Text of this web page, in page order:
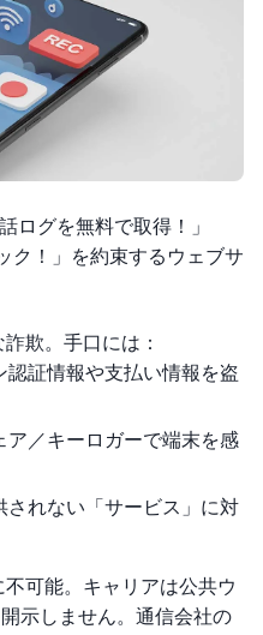
ログを無料で取得！」
ク！」を約束するウェブサ
欺。手口には：
認証情報や支払い情報を盗
ア／キーロガーで端末を感
されない「サービス」に対
不可能。キャリアは公共ウ
示しません。通信会社の